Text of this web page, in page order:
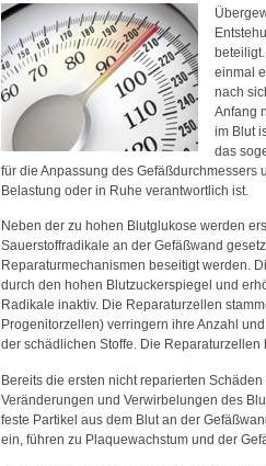
einmal
nach
Anfang
im Blut
das
für die Anpassung des
Belastung oder in Ruhe verantwortlich ist.
Neben der zu hohen Blutglukose werden
Sauerstoffradikale an der Gefäßwand
Reparaturmechanismen beseitigt werden.
durch den hohen Blutzuckerspiegel und
Radikale inaktiv. Die Reparaturzellen
Progenitorzellen) verringern ihre Anzahl
der schädlichen Stoffe. Die Reparaturzellen
Bereits die ersten nicht reparierten
Veränderungen und Verwirbelungen des
feste Partikel aus dem Blut an der
ein, führen zu Plaquewachstum und der